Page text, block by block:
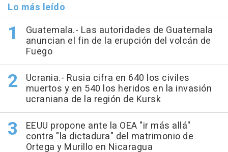
Lo más leído
Guatemala.- Las autoridades de Guatemala
anuncian el fin de la erupción del volcán de
Fuego
Ucrania.- Rusia cifra en 640 los civiles
muertos y en 540 los heridos en la invasión
ucraniana de la región de Kursk
EEUU propone ante la OEA "ir más allá"
contra "la dictadura" del matrimonio de
Ortega y Murillo en Nicaragua